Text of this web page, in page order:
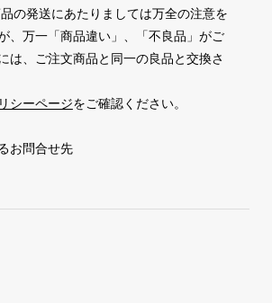
の発送にあたりましては万全の注意を
、万一「商品違い」、「不良品」がご
は、ご注文商品と同一の良品と交換さ
シーページをご確認ください。
お問合せ先